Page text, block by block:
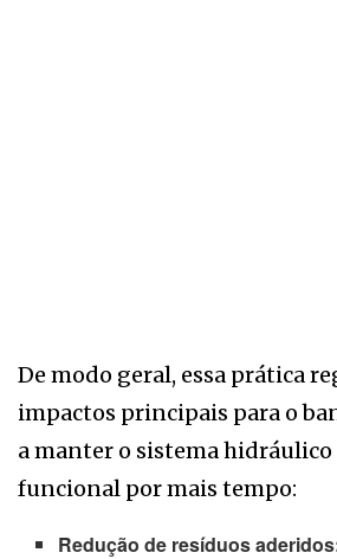
De modo geral, essa prática
impactos principais para o
a manter o sistema hidráulico
funcional por mais tempo:
Redução de resíduos